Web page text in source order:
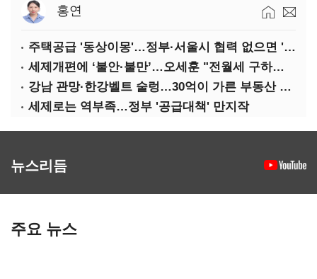
홍연
주택공급 '동상이몽'…정부·서울시 협력 없으면 '공수표'
세제개편에 ‘불안·불만’…오세훈 "전월세 구하기 더 힘들어질 것"
강남 관망·한강벨트 술렁…30억이 가른 부동산 민심
세제로는 역부족…정부 '공급대책' 만지작
뉴스리듬
주요 뉴스